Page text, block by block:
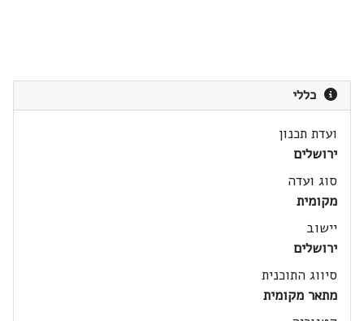
כללי
ועדת תכנון
ירושלים
סוג ועדה
מקומית
יישוב
ירושלים
סיווג התוכנית
מתאר מקומית